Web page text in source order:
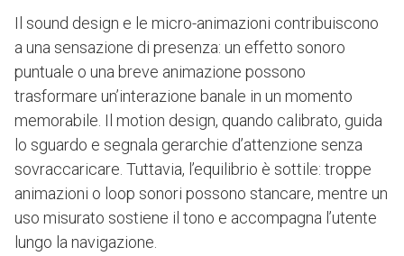
Il sound design e le micro-animazioni contribuiscono
a una sensazione di presenza: un effetto sonoro
puntuale o una breve animazione possono
trasformare un’interazione banale in un momento
memorabile. Il motion design, quando calibrato, guida
lo sguardo e segnala gerarchie d’attenzione senza
sovraccaricare. Tuttavia, l’equilibrio è sottile: troppe
animazioni o loop sonori possono stancare, mentre un
uso misurato sostiene il tono e accompagna l’utente
lungo la navigazione.